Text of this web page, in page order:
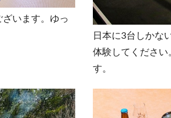
います。ゆっ
日本に3台しかな
体験してください
す。